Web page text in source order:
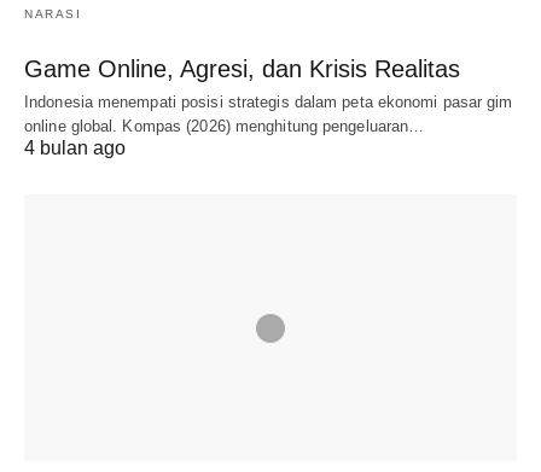
NARASI
Game Online, Agresi, dan Krisis Realitas
Indonesia menempati posisi strategis dalam peta ekonomi pasar gim
online global. Kompas (2026) menghitung pengeluaran…
4 bulan ago